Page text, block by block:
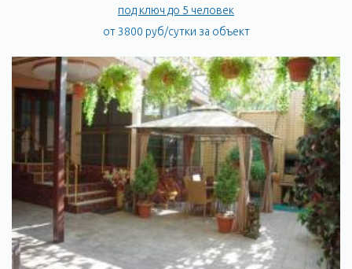
под ключ до 5 человек
от 3800 руб/сутки за объект